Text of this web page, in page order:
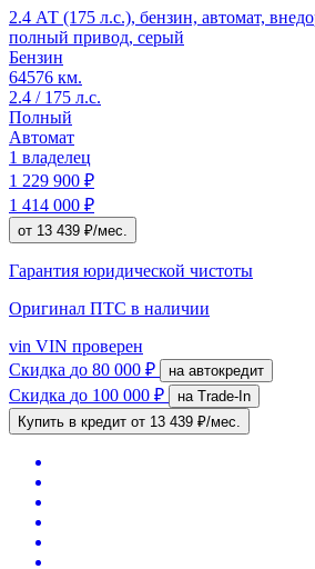
2.4 АТ (175 л.с.), бензин, автомат,
полный привод, серый
Бензин
64576 км.
2.4 / 175 л.с.
Полный
Автомат
1 владелец
1 229 900 ₽
1 414 000 ₽
от 13 439 ₽/мес.
Гарантия юридической чистоты
Оригинал ПТС в наличии
vin VIN проверен
Скидка до 80 000 ₽ на автокредит
Скидка до 100 000 ₽
на Trade-In
Купить в кредит от 13 439 ₽/мес.